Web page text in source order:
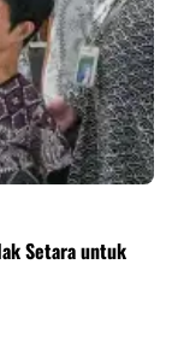
Setara untuk